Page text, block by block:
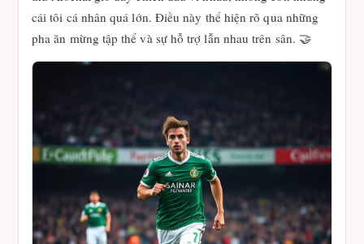
cái tôi cá nhân quá lớn. Điều này thể hiện rõ qua những
pha ăn mừng tập thể và sự hỗ trợ lẫn nhau trên sân. 🤝